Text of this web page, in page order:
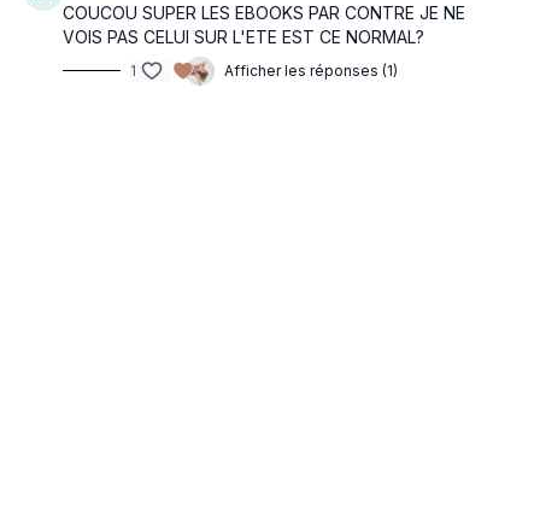
COUCOU SUPER LES EBOOKS PAR CONTRE JE NE
VOIS PAS CELUI SUR L'ETE EST CE NORMAL?
1 Afficher les réponses (1)